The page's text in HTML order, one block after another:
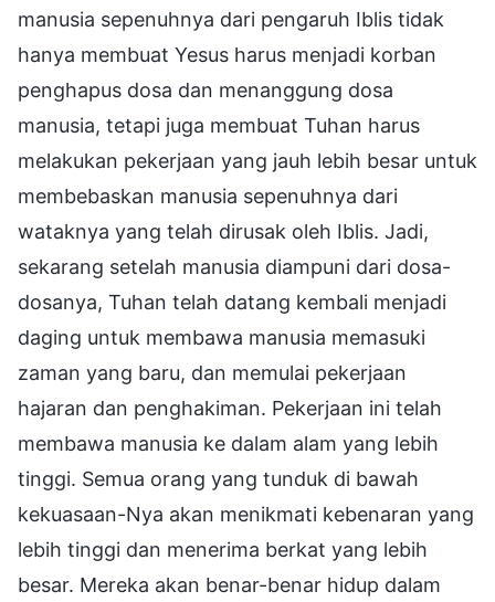
manusia sepenuhnya dari pengaruh Iblis tidak
hanya membuat Yesus harus menjadi korban
penghapus dosa dan menanggung dosa
manusia, tetapi juga membuat Tuhan harus
melakukan pekerjaan yang jauh lebih besar untuk
membebaskan manusia sepenuhnya dari
wataknya yang telah dirusak oleh Iblis. Jadi,
sekarang setelah manusia diampuni dari dosa-
dosanya, Tuhan telah datang kembali menjadi
daging untuk membawa manusia memasuki
zaman yang baru, dan memulai pekerjaan
hajaran dan penghakiman. Pekerjaan ini telah
membawa manusia ke dalam alam yang lebih
tinggi. Semua orang yang tunduk di bawah
kekuasaan-Nya akan menikmati kebenaran yang
lebih tinggi dan menerima berkat yang lebih
besar. Mereka akan benar-benar hidup dalam